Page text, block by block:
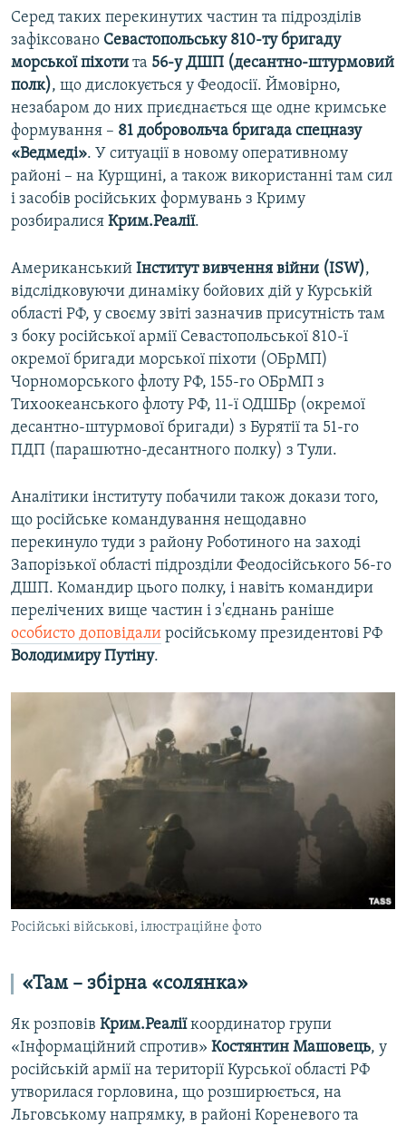
Серед таких перекинутих частин та підрозділів
зафіксовано Севастопольську 810-ту бригаду
морської піхоти та 56-у ДШП (десантно-штурмовий
полк), що дислокується у Феодосії. Ймовірно,
незабаром до них приєднається ще одне кримське
формування – 81 добровольча бригада спецназу
«Ведмеді». У ситуації в новому оперативному
районі – на Курщині, а також використанні там сил
і засобів російських формувань з Криму
розбиралися Крим.Реалії.
Американський Інститут вивчення війни (ISW),
відслідковуючи динаміку бойових дій у Курській
області РФ, у своєму звіті зазначив присутність там
з боку російської армії Севастопольської 810-ї
окремої бригади морської піхоти (ОБрМП)
Чорноморського флоту РФ, 155-го ОБрМП з
Тихоокеанського флоту РФ, 11-ї ОДШБр (окремої
десантно-штурмової бригади) з Бурятії та 51-го
ПДП (парашютно-десантного полку) з Тули.
Аналітики інституту побачили також докази того,
що російське командування нещодавно
перекинуло туди з району Роботиного на заході
Запорізької області підрозділи Феодосійського 56-го
ДШП. Командир цього полку, і навіть командири
перелічених вище частин і з'єднань раніше
особисто доповідали російському президентові РФ
Володимиру Путіну.
Російські військові, ілюстраційне фото
«Там – збірна «солянка»
Як розповів Крим.Реаліїкоординатор групи
«Інформаційний спротив» Костянтин Машовець, у
російській армії на території Курської області РФ
утворилася горловина, що розширюється, на
Льговському напрямку, в районі Кореневого та